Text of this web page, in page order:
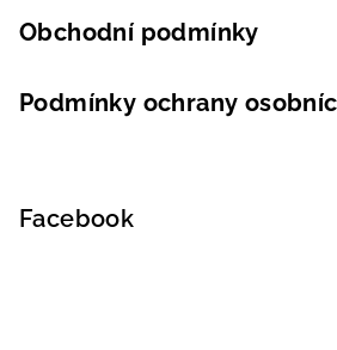
Obchodní podmínky
Podmínky ochrany
Facebook